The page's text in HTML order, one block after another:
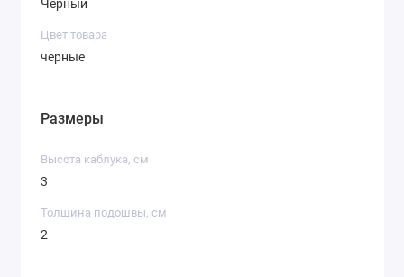
Черный
Цвет товара
черные
Размеры
Высота каблука, см
3
Толщина подошвы, см
2